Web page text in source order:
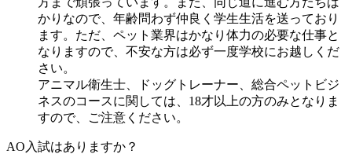
かりなので、年齢問わず仲良く学生生活を送っており
ます。ただ、ペット業界はかなり体力の必要な仕事と
なりますので、不安な方は必ず一度学校にお越しくだ
さい。
アニマル衛生士、ドッグトレーナー、総合ペットビジ
ネスのコースに関しては、18才以上の方のみとなりま
すので、ご注意ください。
AO入試はありますか？